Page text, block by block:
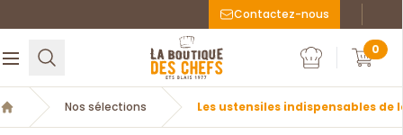
Contactez-nous
Ouvrir le menuRechercher
La Boutique des chefs
Mon compte
Mon
0
Accueil
Nos sélections Les ustensiles indispensables de